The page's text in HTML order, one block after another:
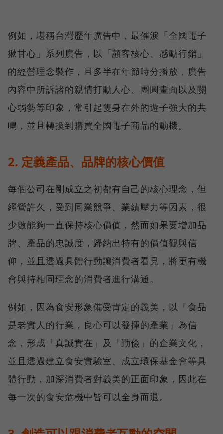
例如，堪稱台灣歷年廣告中，最催淚「全國電子
揪甘心」系列廣告，以「顧客核心、感動行銷」
的經營理念製作，且多半在年節時分播放，廣告
內容中所訴諸的親情打動人心、團圓畫面以及關
心弱勢等印象，常引起隻身在外的遊子強大的共
鳴，並且轉換到購買全國電子商品的動機。
2. 定義產品、品牌的核心價值
每個公司在剛成立之初都有自己的核心理念，但
經營許久，受到同業競爭、業績壓力等因素，很
少數能夠一直保持核心價值，然而如果要增加品
牌、產品的忠誠度，歸納出特有的價值觀與信
仰，並且透過具體行動讓消費者看見，將更有機
會與持相同理念的消費者進行溝通。
例如，因為食安形象備受肯定的義美，以「食品
是老實人的行業，良心可以發揮的產業」為信
念，形成「真誠實在」及「勤儉」的企業文化，
並且透過建立食安實驗室、成立環保基金會等具
體行動，加深消費者對義美的正面印象，因此在
每一次的食安危機中皆可以全身而退。